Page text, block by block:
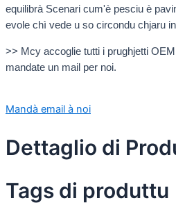
equilibrà Scenari cum'è pesciu è
evole chì vede u so circondu chjaru
>> Mcy accoglie tutti i prughjetti
mandate un mail per noi.
Mandà email à noi
Dettaglio di
Tags di produttu